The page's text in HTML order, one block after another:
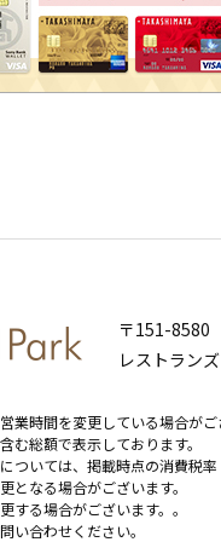
〒151-8580
レストラン
業時間を変更している場合がご
む総額で表示しております。
ついては、掲載時点の消費税
となる場合がございます。
する場合がございます。。
い合わせください。